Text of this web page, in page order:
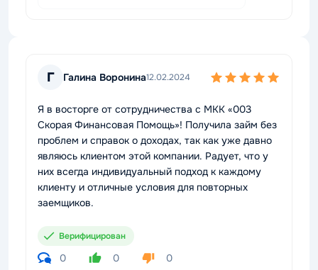
Г Галина Воронина12.02.2024
Я в восторге от сотрудничества с МКК «003
Скорая Финансовая Помощь»! Получила займ без
проблем и справок о доходах, так как уже давно
являюсь клиентом этой компании. Радует, что у
них всегда индивидуальный подход к каждому
клиенту и отличные условия для повторных
заемщиков.
Верифицирован
0 0
0